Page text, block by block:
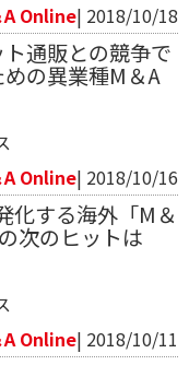
A Online| 2018/10/18
ト通販との競争で
めの異業種M＆A
A Online| 2018/10/16
化する海外「M＆
次のヒットは
A Online| 2018/10/11